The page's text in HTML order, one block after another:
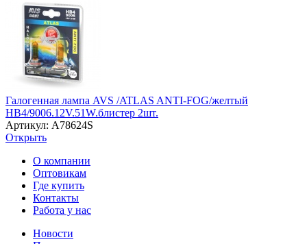
Галогенная лампа AVS /ATLAS ANTI-FOG/желтый
HB4/9006.12V.51W.блистер 2шт.
Артикул: A78624S
Открыть
О компании
Оптовикам
Где купить
Контакты
Работа у нас
Новости